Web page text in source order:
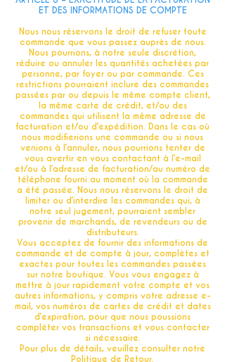
ET DES INFORMATIONS DE COMPTE
Nous nous réservons le droit de refuser toute
commande que vous passez auprès de nous.
Nous pourrions, à notre seule discrétion,
réduire ou annuler les quantités achetées par
personne, par foyer ou par commande. Ces
restrictions pourraient inclure des commandes
passées par ou depuis le même compte client,
la même carte de crédit, et/ou des
commandes qui utilisent la même adresse de
facturation et/ou d’expédition. Dans le cas où
nous modifierions une commande ou si nous
venions à l’annuler, nous pourrions tenter de
vous avertir en vous contactant à l’e-mail
et/ou à l’adresse de facturation/au numéro de
téléphone fourni au moment où la commande
a été passée. Nous nous réservons le droit de
limiter ou d’interdire les commandes qui, à
notre seul jugement, pourraient sembler
provenir de marchands, de revendeurs ou de
distributeurs.
Vous acceptez de fournir des informations de
commande et de compte à jour, complètes et
exactes pour toutes les commandes passées
sur notre boutique. Vous vous engagez à
mettre à jour rapidement votre compte et vos
autres informations, y compris votre adresse e-
mail, vos numéros de cartes de crédit et dates
d’expiration, pour que nous poussions
compléter vos transactions et vous contacter
si nécessaire.
Pour plus de détails, veuillez consulter notre
Politique de Retour.